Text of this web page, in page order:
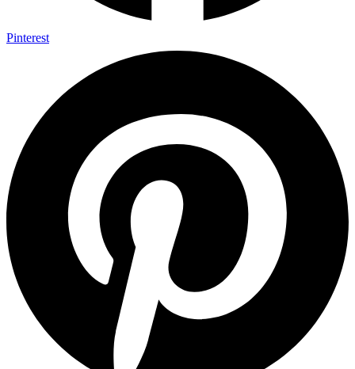
Pinterest